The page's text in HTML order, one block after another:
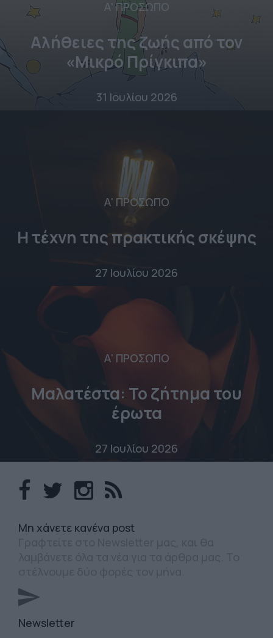
Α' ΠΡΟΣΩΠΟ
Αλήθειες της ζωής από τον
«Μικρό Πρίγκιπα»
31 Ιουλίου 2026
Α' ΠΡΟΣΩΠΟ
Η τέχνη της πρακτικής σκέψης
27 Ιουλίου 2026
Α' ΠΡΟΣΩΠΟ
Μαλατέστα: Το ζήτημα του
έρωτα
27 Ιουλίου 2026
Mη χάνετε κανένα post
Newsletter